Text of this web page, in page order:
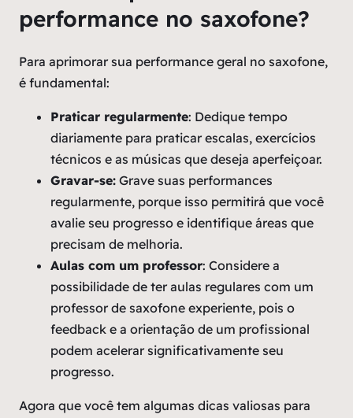
performance no saxofone?
Para aprimorar sua performance geral no saxofone,
é fundamental:
Praticar regularmente: Dedique tempo
diariamente para praticar escalas, exercícios
técnicos e as músicas que deseja aperfeiçoar.
Gravar-se: Grave suas performances
regularmente, porque isso permitirá que você
avalie seu progresso e identifique áreas que
precisam de melhoria.
Aulas com um professor: Considere a
possibilidade de ter aulas regulares com um
professor de saxofone experiente, pois o
feedback e a orientação de um profissional
podem acelerar significativamente seu
progresso.
Agora que você tem algumas dicas valiosas para